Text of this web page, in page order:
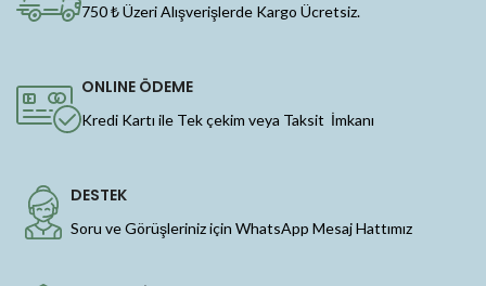
750 ₺ Üzeri Alışverişlerde Kargo Ücretsiz.
ONLINE ÖDEME
Kredi Kartı ile Tek çekim veya Taksit İmkanı
DESTEK
Soru ve Görüşleriniz için WhatsApp Mesaj Hattımız